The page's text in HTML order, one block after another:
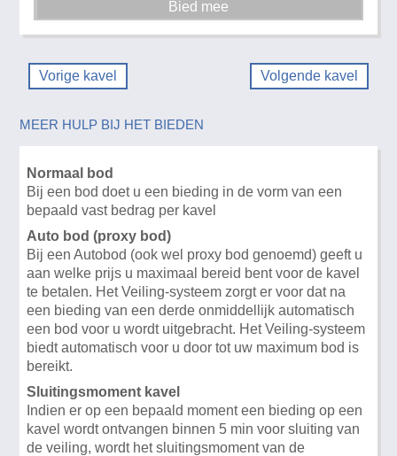
Vorige kavel Volgende kavel
MEER HULP BIJ HET BIEDEN
Normaal bod
Bij een bod doet u een bieding in de vorm van een
bepaald vast bedrag per kavel
Auto bod (proxy bod)
Bij een Autobod (ook wel proxy bod genoemd) geeft u
aan welke prijs u maximaal bereid bent voor de kavel
te betalen. Het Veiling-systeem zorgt er voor dat na
een bieding van een derde onmiddellijk automatisch
een bod voor u wordt uitgebracht. Het Veiling-systeem
biedt automatisch voor u door tot uw maximum bod is
bereikt.
Sluitingsmoment kavel
Indien er op een bepaald moment een bieding op een
kavel wordt ontvangen binnen 5 min voor sluiting van
de veiling, wordt het sluitingsmoment van de